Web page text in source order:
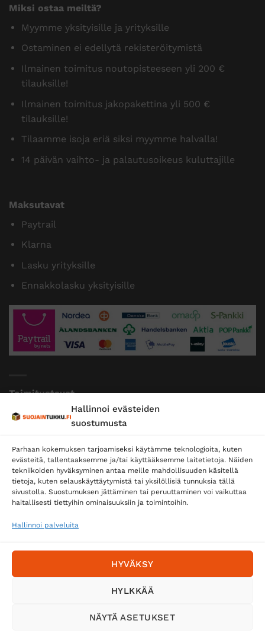
Hallinnoi evästeiden
suostumusta
Parhaan kokemuksen tarjoamiseksi käytämme teknologioita, kuten
evästeitä, tallentaaksemme ja/tai käyttääksemme laitetietoja. Näiden
tekniikoiden hyväksyminen antaa meille mahdollisuuden käsitellä
tietoja, kuten selauskäyttäytymistä tai yksilöllisiä tunnuksia tällä
sivustolla. Suostumuksen jättäminen tai peruuttaminen voi vaikuttaa
haitallisesti tiettyihin ominaisuuksiin ja toimintoihin.
Hallinnoi palveluita
HYVÄKSY
HYLKKÄÄ
NÄYTÄ ASETUKSET
Miksi ostaa meiltä?
Myymme yksityisille ja yrityksille
Ostaminen ei edellytä rekisteröitymistä
Ilmainen toimitus noutopisteeseen yli 200 €
tilauksille!
Ilmainen toimitus jakopakettina yli 500 €
tilauksille!
Tilaamme isoja eriä siksi myymme halvalla!
14 päivän vaihto- ja palautusoikeus kuluttajille
Maksutavat
Paytrail
Klarna
Lasku yrityksille
Ennakkolasku yksityisille
Toimitustavat
Posti
Postnord
Tilaa uutiskirje ja saat erikoisalennuksia